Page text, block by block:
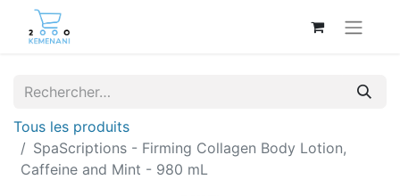
Tous les produits
SpaScriptions - Firming Collagen Body Lotion,
Caffeine and Mint - 980 mL